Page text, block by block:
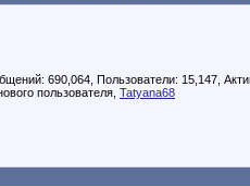
690,064, Пользователи: 15,147,
пользователя, Tatyana68